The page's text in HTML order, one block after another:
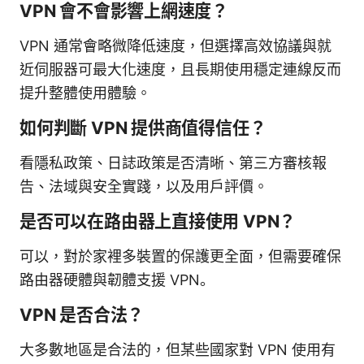
VPN 會不會影響上網速度？
VPN 通常會略微降低速度，但選擇高效協議與就
近伺服器可最大化速度，且長期使用穩定連線反而
提升整體使用體驗。
如何判斷 VPN 提供商值得信任？
看隱私政策、日誌政策是否清晰、第三方審核報
告、法域與安全實踐，以及用戶評價。
是否可以在路由器上直接使用 VPN？
可以，對於家裡多裝置的保護更全面，但需要確保
路由器硬體與韌體支援 VPN。
VPN 是否合法？
大多數地區是合法的，但某些國家對 VPN 使用有